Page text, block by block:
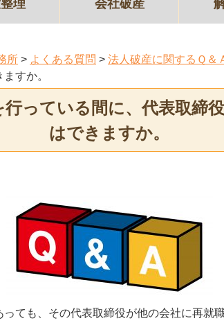
理 会社破産
所 > よくある質問 > 法人破産に関するＱ＆
すか。
っている間に、代表取締
はできますか。
ても、その代表取締役が他の会社に再就